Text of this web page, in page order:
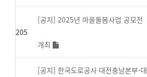
205
[공지] 2025년 마을돌봄사업 공모전
개최
[공지] 한국도로공사 대전충남본부-대